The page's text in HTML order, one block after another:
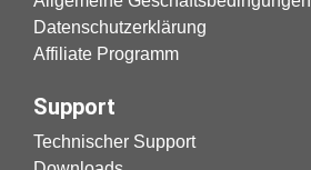
Datenschutzerklärung
Affiliate Programm
Support
Technischer Support